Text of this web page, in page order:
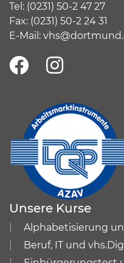
Tel: (0231) 50-2 47 27
Fax: (0231) 50-2 24 31
E-Mail:
Unsere Kurse
Alphabetisierung
Beruf, IT und